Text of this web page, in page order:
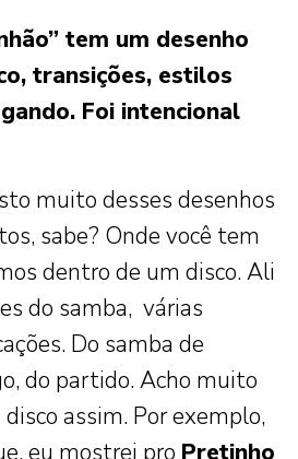
tem um desenho
transições, estilos
Foi intencional
muito desses desenhos
sabe? Onde você tem
dentro de um disco. Ali
do samba, várias
Do samba de
do partido. Acho muito
assim. Por exemplo,
eu mostrei pro Pretinho